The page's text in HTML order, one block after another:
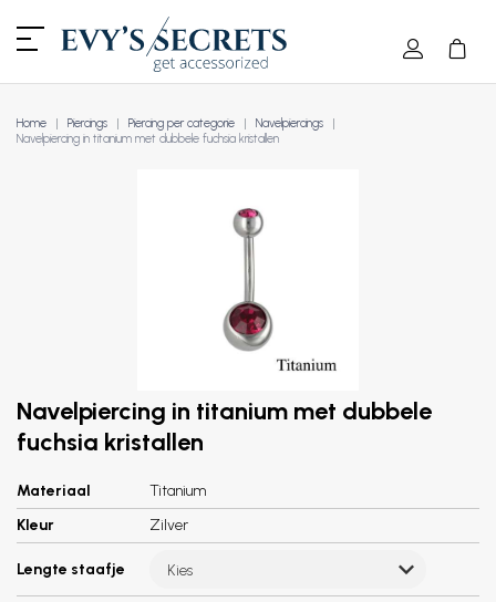
Home Piercings Piercing per categorie
Navelpiercings
Navelpiercing in titanium met dubbele fuchsia kristallen
Navelpiercing in titanium met dubbele
fuchsia kristallen
Materiaal
Titanium
Kleur
Zilver
Lengte staafje Kies